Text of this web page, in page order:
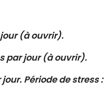
jour (à ouvrir).
par jour (à ouvrir).
Période de stress :